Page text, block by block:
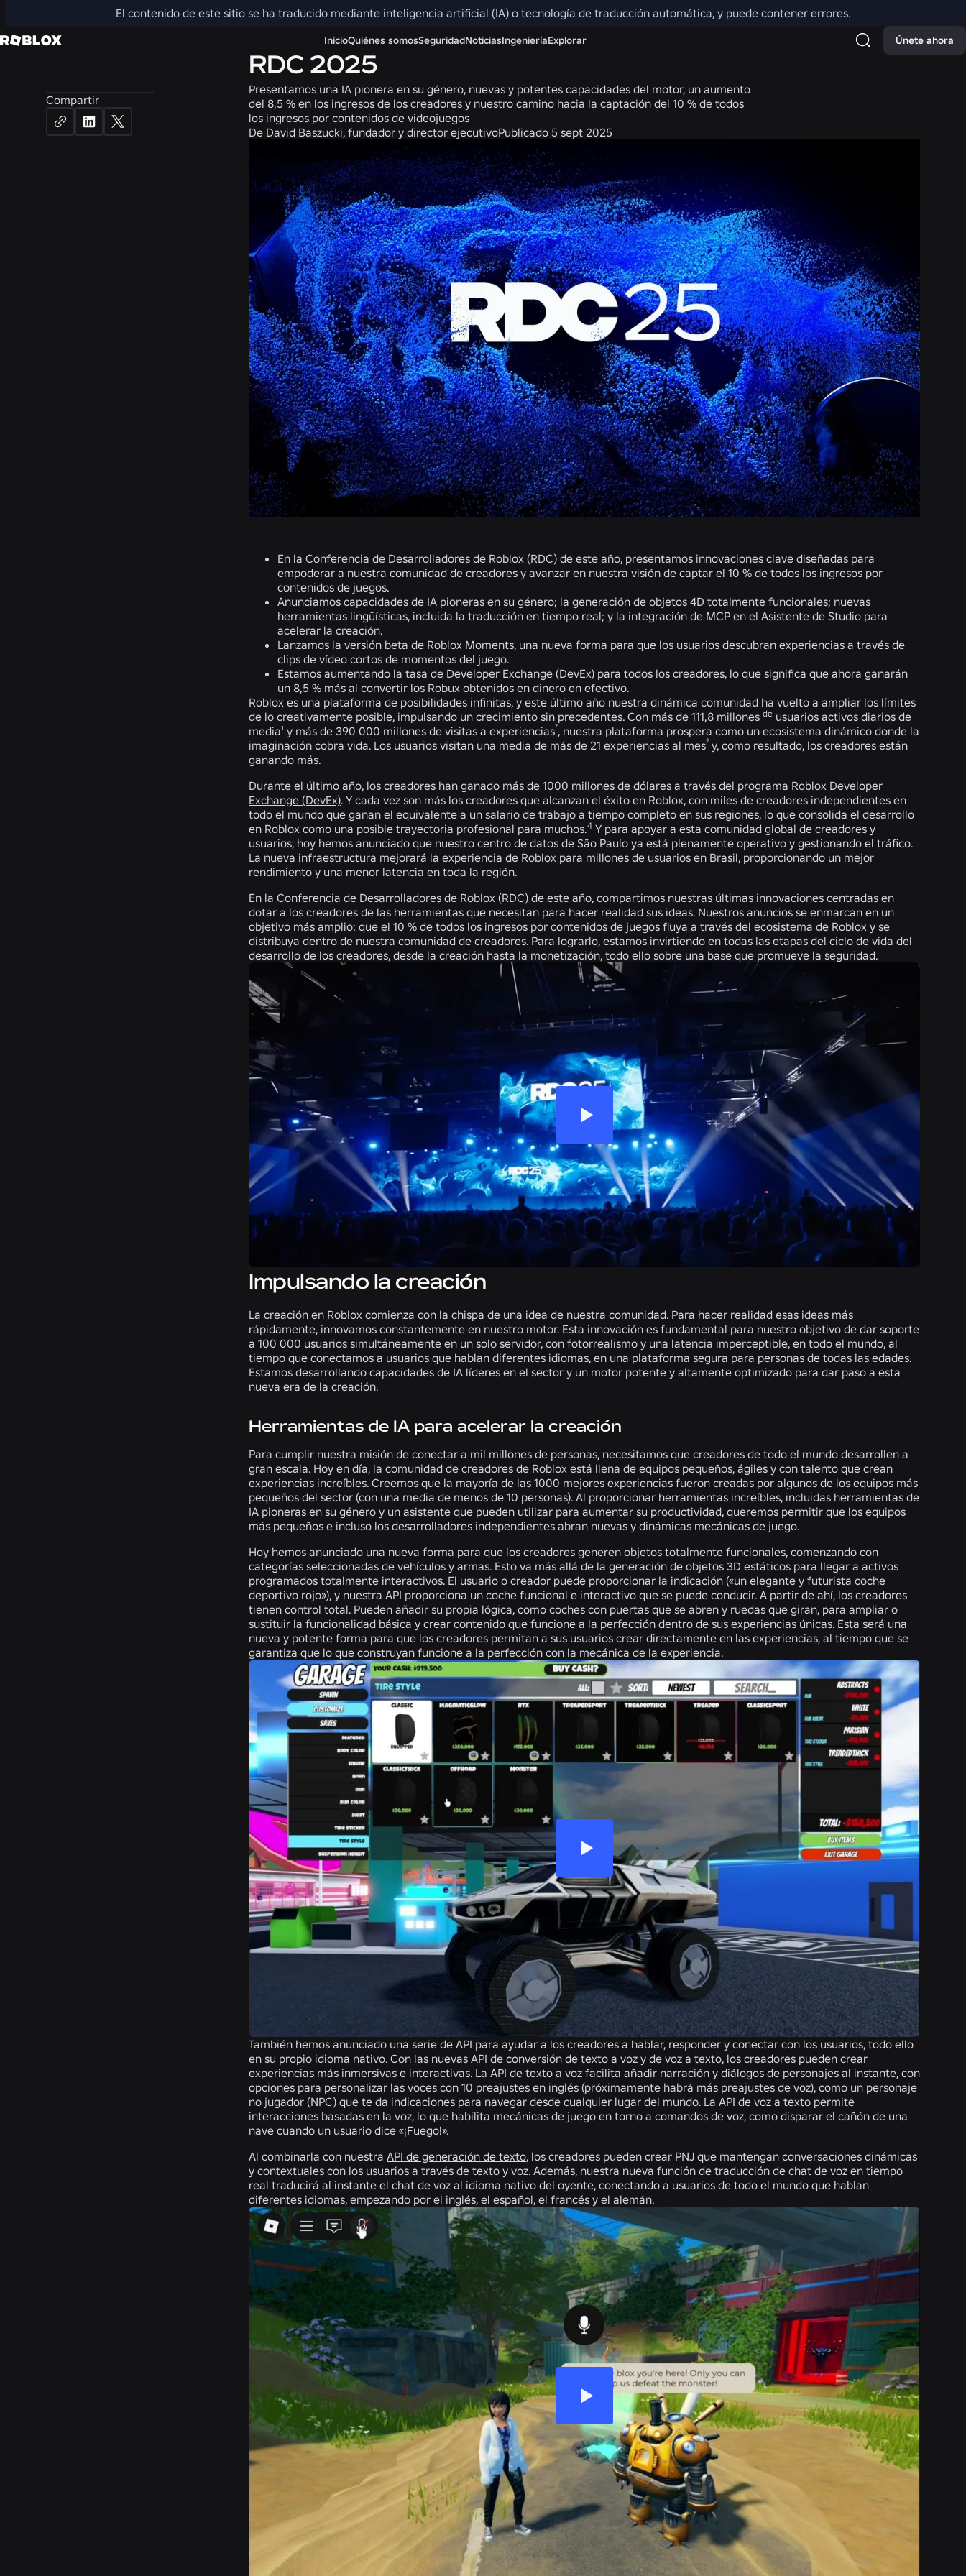
El contenido de este sitio se ha traducido mediante inteligencia artificial (IA) o tecnología de traducción automática, y puede contener errores.
InicioQuiénes somosSeguridadNoticiasIngenieríaExplorar Únete ahora
Compartir
Noticias Producto
RDC 2025
Presentamos una IA pionera en su género, nuevas y potentes capacidades del motor, un aumento
del 8,5 % en los ingresos de los creadores y nuestro camino hacia la captación del 10 % de todos
los ingresos por contenidos de videojuegos
De David Baszucki, fundador y director ejecutivoPublicado 5 sept 2025
En la Conferencia de Desarrolladores de Roblox (RDC) de este año, presentamos innovaciones clave diseñadas para
empoderar a nuestra comunidad de creadores y avanzar en nuestra visión de captar el 10 % de todos los ingresos por
contenidos de juegos.
Anunciamos capacidades de IA pioneras en su género; la generación de objetos 4D totalmente funcionales; nuevas
herramientas lingüísticas, incluida la traducción en tiempo real; y la integración de MCP en el Asistente de Studio para
acelerar la creación.
Lanzamos la versión beta de Roblox Moments, una nueva forma para que los usuarios descubran experiencias a través de
clips de vídeo cortos de momentos del juego.
Estamos aumentando la tasa de Developer Exchange (DevEx) para todos los creadores, lo que significa que ahora ganarán
un 8,5 % más al convertir los Robux obtenidos en dinero en efectivo.
Roblox es una plataforma de posibilidades infinitas, y este último año nuestra dinámica comunidad ha vuelto a ampliar los límites
de lo creativamente posible, impulsando un crecimiento sin precedentes. Con más de 111,8 millones de usuarios activos diarios de
media¹ y más de 390 000 millones de visitas a experiencias², nuestra plataforma prospera como un ecosistema dinámico donde la
imaginación cobra vida. Los usuarios visitan una media de más de 21 experiencias al mes³ y, como resultado, los creadores están
ganando más.
Durante el último año, los creadores han ganado más de 1000 millones de dólares a través del programa Roblox Developer
Exchange (DevEx). Y cada vez son más los creadores que alcanzan el éxito en Roblox, con miles de creadores independientes en
todo el mundo que ganan el equivalente a un salario de trabajo a tiempo completo en sus regiones, lo que consolida el desarrollo
en Roblox como una posible trayectoria profesional para muchos.4 Y para apoyar a esta comunidad global de creadores y
usuarios, hoy hemos anunciado que nuestro centro de datos de São Paulo ya está plenamente operativo y gestionando el tráfico.
La nueva infraestructura mejorará la experiencia de Roblox para millones de usuarios en Brasil, proporcionando un mejor
rendimiento y una menor latencia en toda la región.
En la Conferencia de Desarrolladores de Roblox (RDC) de este año, compartimos nuestras últimas innovaciones centradas en
dotar a los creadores de las herramientas que necesitan para hacer realidad sus ideas. Nuestros anuncios se enmarcan en un
objetivo más amplio: que el 10 % de todos los ingresos por contenidos de juegos fluya a través del ecosistema de Roblox y se
distribuya dentro de nuestra comunidad de creadores. Para lograrlo, estamos invirtiendo en todas las etapas del ciclo de vida del
desarrollo de los creadores, desde la creación hasta la monetización, todo ello sobre una base que promueve la seguridad.
Impulsando la creación
La creación en Roblox comienza con la chispa de una idea de nuestra comunidad. Para hacer realidad esas ideas más
rápidamente, innovamos constantemente en nuestro motor. Esta innovación es fundamental para nuestro objetivo de dar soporte
a 100 000 usuarios simultáneamente en un solo servidor, con fotorrealismo y una latencia imperceptible, en todo el mundo, al
tiempo que conectamos a usuarios que hablan diferentes idiomas, en una plataforma segura para personas de todas las edades.
Estamos desarrollando capacidades de IA líderes en el sector y un motor potente y altamente optimizado para dar paso a esta
nueva era de la creación.
Herramientas de IA para acelerar la creación
Para cumplir nuestra misión de conectar a mil millones de personas, necesitamos que creadores de todo el mundo desarrollen a
gran escala. Hoy en día, la comunidad de creadores de Roblox está llena de equipos pequeños, ágiles y con talento que crean
experiencias increíbles. Creemos que la mayoría de las 1000 mejores experiencias fueron creadas por algunos de los equipos más
pequeños del sector (con una media de menos de 10 personas). Al proporcionar herramientas increíbles, incluidas herramientas de
IA pioneras en su género y un asistente que pueden utilizar para aumentar su productividad, queremos permitir que los equipos
más pequeños e incluso los desarrolladores independientes abran nuevas y dinámicas mecánicas de juego.
Hoy hemos anunciado una nueva forma para que los creadores generen objetos totalmente funcionales, comenzando con
categorías seleccionadas de vehículos y armas. Esto va más allá de la generación de objetos 3D estáticos para llegar a activos
programados totalmente interactivos. El usuario o creador puede proporcionar la indicación («un elegante y futurista coche
deportivo rojo»), y nuestra API proporciona un coche funcional e interactivo que se puede conducir. A partir de ahí, los creadores
tienen control total. Pueden añadir su propia lógica, como coches con puertas que se abren y ruedas que giran, para ampliar o
sustituir la funcionalidad básica y crear contenido que funcione a la perfección dentro de sus experiencias únicas. Esta será una
nueva y potente forma para que los creadores permitan a sus usuarios crear directamente en las experiencias, al tiempo que se
garantiza que lo que construyan funcione a la perfección con la mecánica de la experiencia.
También hemos anunciado una serie de API para ayudar a los creadores a hablar, responder y conectar con los usuarios, todo ello
en su propio idioma nativo. Con las nuevas API de conversión de texto a voz y de voz a texto, los creadores pueden crear
experiencias más inmersivas e interactivas. La API de texto a voz facilita añadir narración y diálogos de personajes al instante, con
opciones para personalizar las voces con 10 preajustes en inglés (próximamente habrá más preajustes de voz), como un personaje
no jugador (NPC) que te da indicaciones para navegar desde cualquier lugar del mundo. La API de voz a texto permite
interacciones basadas en la voz, lo que habilita mecánicas de juego en torno a comandos de voz, como disparar el cañón de una
nave cuando un usuario dice «¡Fuego!».
Al combinarla con nuestra API de generación de texto, los creadores pueden crear PNJ que mantengan conversaciones dinámicas
y contextuales con los usuarios a través de texto y voz. Además, nuestra nueva función de traducción de chat de voz en tiempo
real traducirá al instante el chat de voz al idioma nativo del oyente, conectando a usuarios de todo el mundo que hablan
diferentes idiomas, empezando por el inglés, el español, el francés y el alemán.